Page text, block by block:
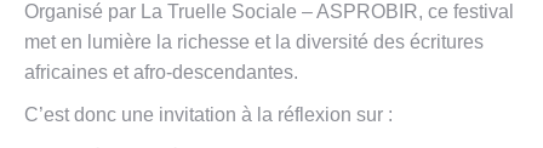
Organisé par La Truelle Sociale – ASPROBIR, ce festival
met en lumière la richesse et la diversité des écritures
africaines et afro-descendantes.
C’est donc une invitation à la réflexion sur :